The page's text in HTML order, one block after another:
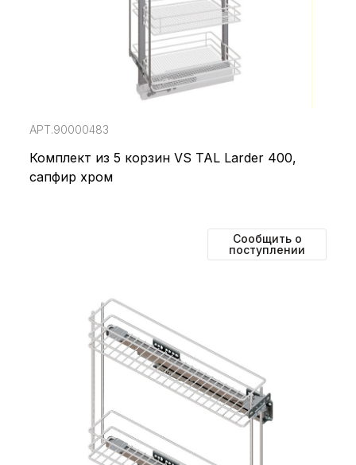
АРТ.90000483
Комплект из 5 корзин VS TAL Larder 400,
сапфир хром
Сообщить о
поступлении